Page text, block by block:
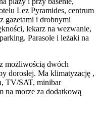
Lez Pyramides, centrum
gazetami i drobnymi
lekarz na wezwanie,
Parasole i leżaki na
możliwością dwóch
dorosłej. Ma klimatyzację ,
TV/SAT, minibar
na morze za dodatkową